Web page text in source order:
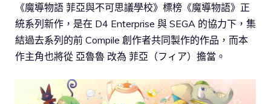
《魔導物語 菲亞與不可思議學校》標榜《魔導物語》正
統系列新作，是在 D4 Enterprise 與 SEGA 的協力下，集
結過去系列的前 Compile 創作者共同製作的作品，而本
作主角也將從 亞魯魯 改為 菲亞（フィア）擔當。